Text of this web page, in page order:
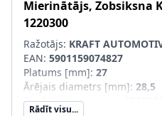
Mierinātājs, Zobsiksna
1220300
Ražotājs: KRAFT
EAN: 5901159074827
Platums [mm]: 27
Ārējais diametrs [mm]: 28,5
Produkcijas numurs
Rādīt visu...